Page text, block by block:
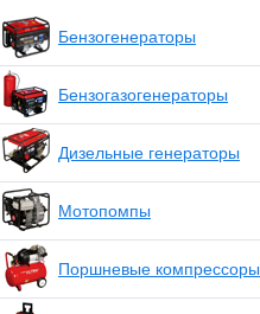
Бензогенераторы
Бензогазогенераторы
Дизельные генераторы
Мотопомпы
Поршневые компрессоры